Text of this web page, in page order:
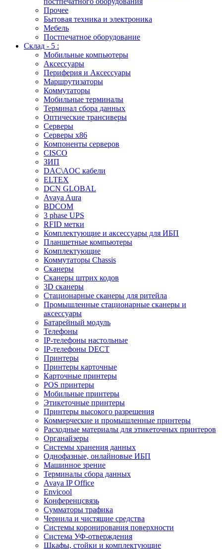
Прочее
Бытовая техника и электроника
Мебель
Постпечатное оборудование
Склад - 5 :
Мобильные компьютеры
Аксессуары
Периферия и Аксессуары
Маршрутизаторы
Коммутаторы
Мобильные терминалы
Терминал сбора данных
Оптические трансиверы
Серверы
Серверы x86
Компоненты серверов
CISCO
ЗИП
DAC\AOC кабели
ELTEX
DCN GLOBAL
Avaya Aura
BDCOM
3 phase UPS
RFID метки
Комплектующие и аксессуары для ИБП
Планшетные компьютеры
Комплектующие
Коммутаторы Chassis
Сканеры
Сканеры штрих кодов
3D сканеры
Стационарные сканеры для ритейла
Промышленные стационарные сканеры и
аксессуары
Батарейный модуль
Телефоны
IP-телефоны настольные
IP-телефоны DECT
Принтеры
Принтеры карточные
Карточные принтеры
POS принтеры
Мобильные принтеры
Этикеточные принтеры
Принтеры высокого разрешения
Коммерческие и промышленные принтеры
Расходные материалы для этикеточных принтеров
Органайзеры
Системы хранения данных
Однофазные, онлайновые ИБП
Машинное зрение
Терминалы сбора данных
Avaya IP Office
Envicool
Конференцсвязь
Сумматоры трафика
Чернила и чистящие средства
Системы коронирования поверхности
Cистема УФ-отверждения
Шкафы, стойки и комплектующие